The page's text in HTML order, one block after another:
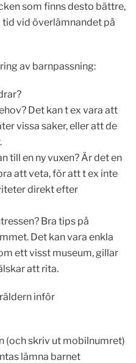
som finns desto bättre,
vid överlämnandet på
av barnpassning:
Det kan t ex vara att
vissa saker, eller att de
till en ny vuxen? Är det en
att veta, för att t ex inte
direkt efter
Bra tips på
Det kan vara enkla
ett visst museum, gillar
att rita.
inför
(och skriv ut mobilnumret)
lämna barnet